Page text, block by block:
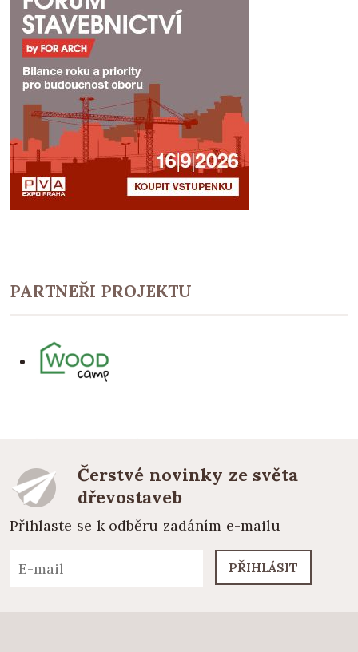
PARTNEŘI PROJEKTU
Čerstvé novinky ze světa
dřevostaveb
Přihlaste se k odběru zadáním e-mailu
PŘIHLÁSIT